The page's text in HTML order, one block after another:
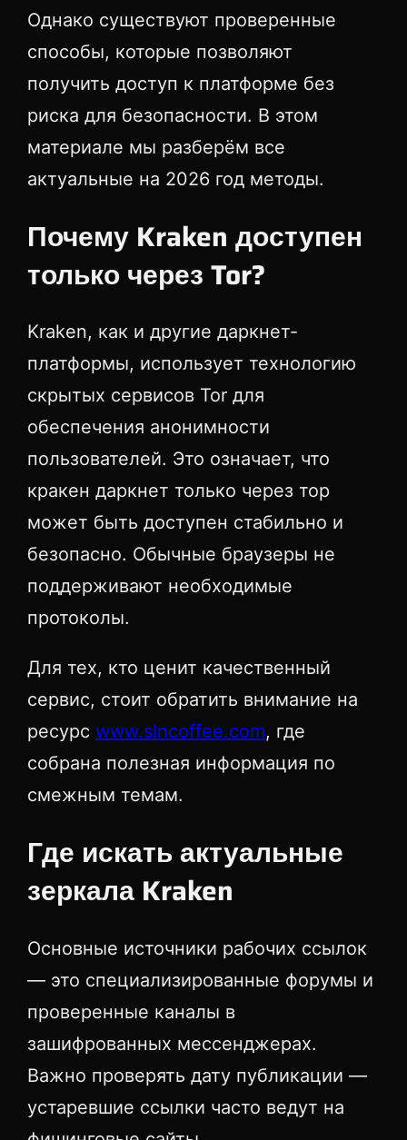
Однако существуют проверенные
способы, которые позволяют
получить доступ к платформе без
риска для безопасности. В этом
материале мы разберём все
актуальные на 2026 год методы.
Почему Kraken доступен
только через Tor?
Kraken, как и другие даркнет-
платформы, использует технологию
скрытых сервисов Tor для
обеспечения анонимности
пользователей. Это означает, что
кракен даркнет только через тор
может быть доступен стабильно и
безопасно. Обычные браузеры не
поддерживают необходимые
протоколы.
Для тех, кто ценит качественный
сервис, стоит обратить внимание на
ресурс www.slncoffee.com, где
собрана полезная информация по
смежным темам.
Где искать актуальные
зеркала Kraken
Основные источники рабочих ссылок
— это специализированные форумы и
проверенные каналы в
зашифрованных мессенджерах.
Важно проверять дату публикации —
устаревшие ссылки часто ведут на